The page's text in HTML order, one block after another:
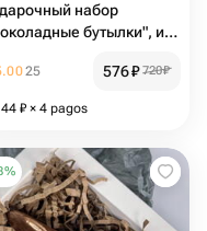
набор
бутылки", из
23 февраля, день
25 576₽ 720₽
₽ × 4 pagos
%